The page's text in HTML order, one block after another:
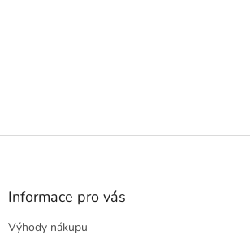
Z
Informace pro vás
Výhody nákupu